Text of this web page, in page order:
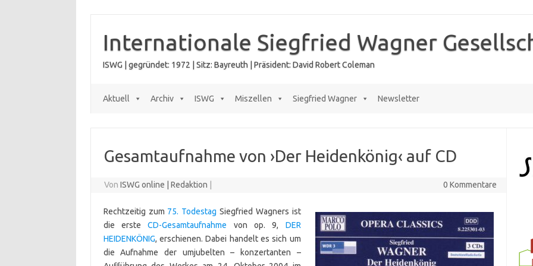
springen
Internationale Siegfried Wagner
ISWG | gegründet: 1972 | Sitz: Bayreuth | Präsident: David Robert Coleman
Aktuell Archiv ISWG Miszellen Siegfried Wagner Newsletter
Gesamtaufnahme von ›Der Heidenkönig‹ auf CD
VonISWG online | Redaktion 0 Kommentare
Rechtzeitig zum 75. Todestag Siegfried Wagners ist
die ersteCD-Gesamtaufnahme von op. 9, DER
HEIDENKÖNIG, erschienen. Dabei handelt es sich um
die Aufnahme der umjubelten – konzertanten –